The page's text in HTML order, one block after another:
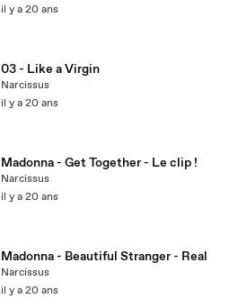
il y a 20 ans
03 - Like a Virgin
Narcissus
il y a 20 ans
Madonna - Get Together - Le clip !
Narcissus
il y a 20 ans
Madonna - Beautiful Stranger - Real
Narcissus
il y a 20 ans